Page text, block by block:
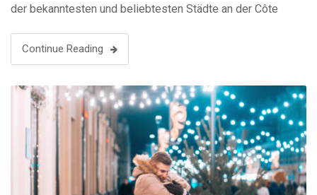
der bekanntesten und beliebtesten Städte an der Côte
malerischen Stränden und ihrer charmanten …
Continue Reading